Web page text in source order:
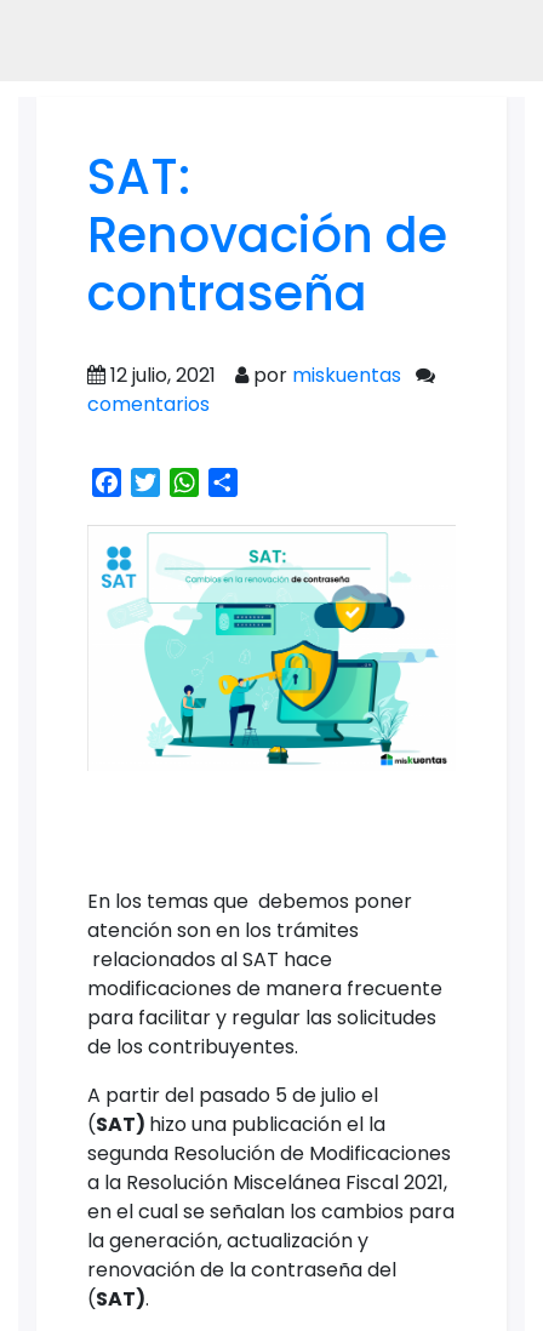
SAT:
Renovación de
contraseña
12 julio, 2021 por miskuentas
comentarios
Facebook
TwitterWhatsApp
En los temas que debemos poner
atención son en los trámites
relacionados al SAT hace
modificaciones de manera frecuente
para facilitar y regular las solicitudes
de los contribuyentes.
A partir del pasado 5 de julio el
(SAT) hizo una publicación el la
segunda Resolución de Modificaciones
a la Resolución Miscelánea Fiscal 2021,
en el cual se señalan los cambios para
la generación, actualización y
renovación de la contraseña del
(SAT).